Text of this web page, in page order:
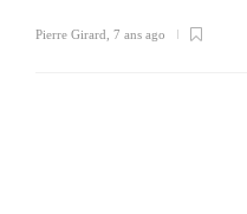
Pierre Girard 7 ans ago